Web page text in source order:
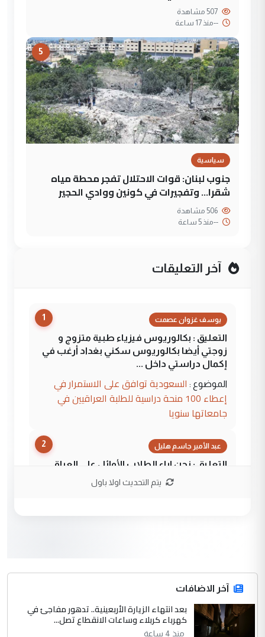
--منذ 17 ساعة
5
سياسية
جنوب لبنان: قوات الاحتلال تفجر محطة مياه
شقرا… وتفجيرات في كونين ووادي الحجير
--منذ 5 ساعة
آخر التعليقات
1 يوسف غزوان عصمت
التعليق : بكالوريوس فيزياء طبية متزوج و
زوجتي أيضا بكالوريوس سكني بغداد أرغب في
إكمال دراستي داخل ...
الموضوع : السعودية توافق على الاستمرار في
إعطاء 100 منحة دراسية للطلبة العراقيين في
جامعاتها سنويا
2 عبد الأمير جاسم هليل
التعليق : نحن اباء الطلاب الأوائل على العراق
نتشرف بلقاء السيد احمد الصافي في العتبات
التعليق : قرار مستعجل جدا ولامصلحة فيه
للوزاره ولا للمواطن القرار الصائب يكون بعد
الاستماع للمدير ومغرفة ...
الموضوع :
وزير الصحة يعفي مدير مستشفى الكرخ
يتم التحديث اولا باول
آخر الاضافات
بعد انتهاء الزيارة الأربعينية.. تدهور مفاجئ في
كهرباء كربلاء وساعات الانقطاع تصل...
منذ 4 ساعة